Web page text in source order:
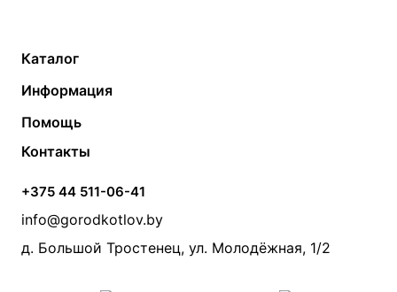
Каталог
Твердотопливные котлы
Электрические котлы
Банные печи
Камины и печи
Теплый пол
Радиаторы
Насосы
Дымоходы
Информация
Контакты
Статьи
Акции
Производители
Помощь
Монтаж систем отопления
Прайс по монтажу систем отопления
Проект систем отопления
Контакты
+375 44 511-06-41
info@gorodkotlov.by
д. Большой Тростенец, ул. Молодёжная, 1/2